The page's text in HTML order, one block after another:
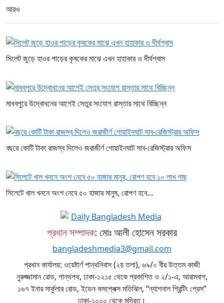
আরও
সিলেট জুড়ে হাওর পাড়ের কৃষকের মাঝে এখন হাহাকার ও দীর্ঘশ্বাস
মাধবপুরে উদ্বোধনের আগেই সেতুর সংযোগ রাস্তার সাথে বিচ্ছিন্ন
বছরে কোটি টাকা রাজস্ব দিলেও জরাজীর্ণ গোয়াইনঘাট সাব-রেজিস্ট্রার অফিস
সিলেটে খাল খননে অংশ নেবে ৫০ হাজার মানুষ, রোপণ হবে...
প্রধান সম্পাদক: মোঃ আলী হোসেন সরকার
bangladeshmedia3@gmail.com
প্রধান কার্যালয়: ওয়েষ্টার্ণ পান্থনিবাস (২য় তলা), ৬৯/০ বীর উত্তম কাজী
নুরুজ্জামান রোড, পান্থপথ, ঢাকা-১২১৫ থেকে প্রকাশিত ও ২/১-এ, আরামবাগ,
১৬৭ ইনার সার্কুলার রোড, ইডেন কমপ্লেক্স মতিঝিল, “ন্যাশনাল প্রিন্টিং প্রেস”
ঢাকা-১০০০ থেকে মুদ্রিত।